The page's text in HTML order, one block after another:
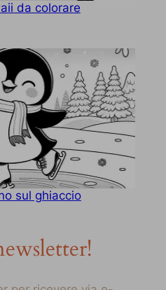
da colorare
sul ghiaccio